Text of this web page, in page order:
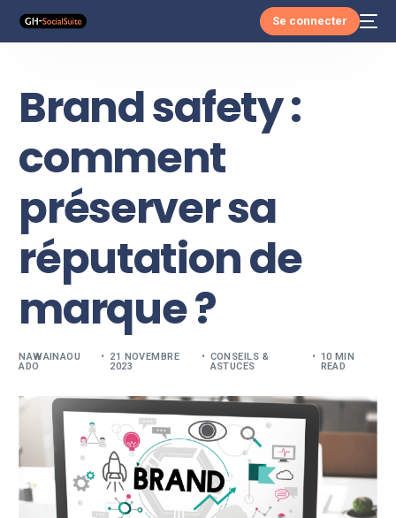
Se connecter
Brand safety :
comment
préserver sa
réputation de
marque ?
NAWAINAOU
ADO
21 NOVEMBRE
2023
CONSEILS &
ASTUCES
10 MIN
READ